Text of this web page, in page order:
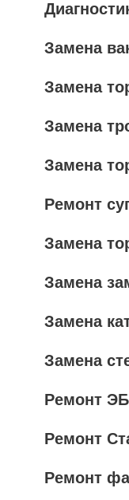
Замена
Замена
Замена
Замена
Ремонт
Замена
Замена
Замена
Замена
Ремонт
Ремонт
Ремонт